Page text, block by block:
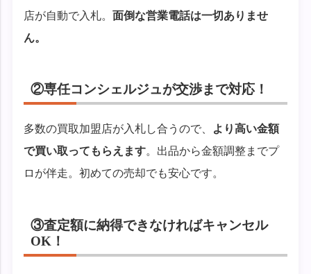
店が自動で入札。面倒な営業電話は一切ありませ
ん。
②専任コンシェルジュが交渉まで対応！
多数の買取加盟店が入札し合うので、 より高い金額
で買い取ってもらえます。出品から金額調整までプ
ロが伴走。初めての売却でも安心です。
③査定額に納得できなければキャンセル
OK！